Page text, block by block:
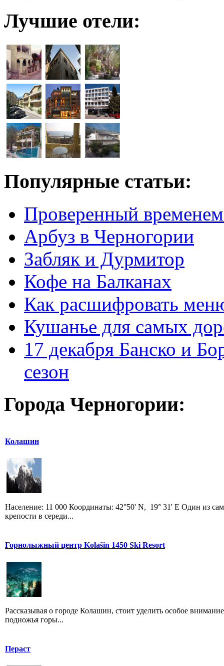
Лучшие отели:
Популярные статьи:
Проверенный временем
Арбуз в Черногории
Забляк и Дурмитор
Кофе на Балканах
Как расшифровать
Кушанье для самых
17 декабря Банско и
сезон
Города Черногории:
Колашин
Население: 11 000 Координаты: 42°50' N, 19° 31' E Один из
крепости в середи...
Горнолыжный центр Kolašin 1450 Ski Resort
Рассказывая о городе Колашин, стоит уделить особое
подножья горы...
Пераст